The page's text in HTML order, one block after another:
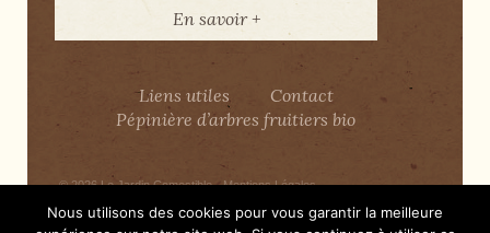
En savoir +
Liens utiles
Contact
Pépinière d’arbres fruitiers bio
© 2026Le Jardin Comestible-Mentions Légales
Nous utilisons des cookies pour vous garantir la meilleure